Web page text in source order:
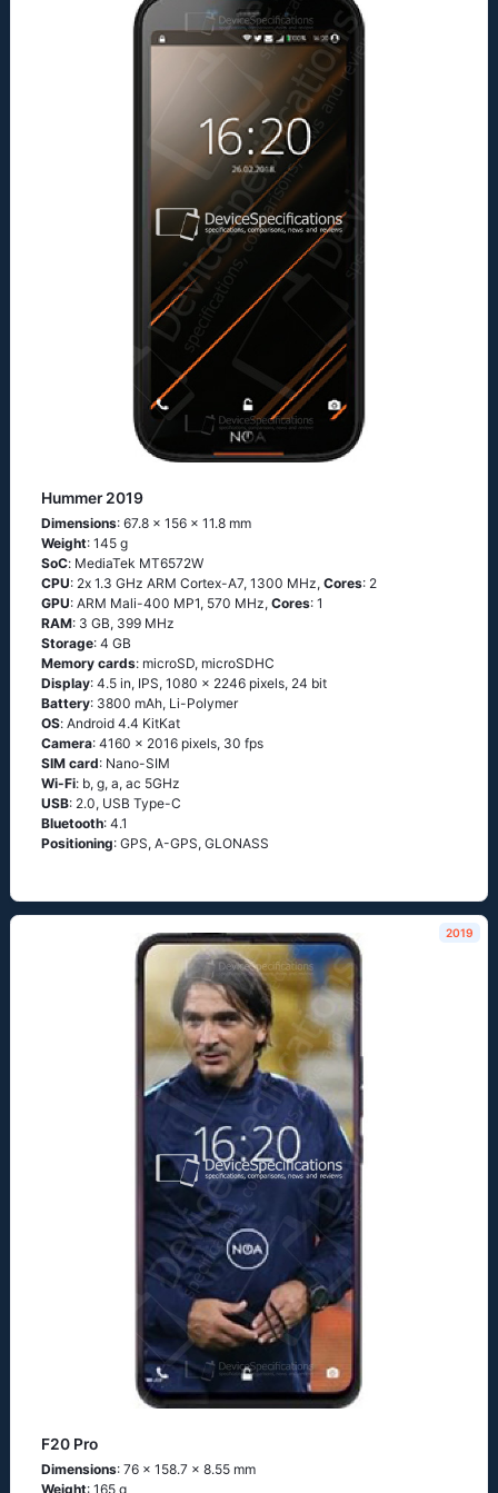
Hummer 2019
Dimensions: 67.8 x 156 x 11.8 mm
Weight: 145 g
SoC: МеdiаТеk МТ6572W
CPU: 2х 1.3 GНz АRМ Соrtех-А7, 1300 MHz, Cores: 2
GPU: ARM Mali-400 MP1, 570 MHz, Cores: 1
RAM: 3 GB, 399 MHz
Storage: 4 GB
Memory cards: microSD, microSDHC
Display: 4.5 in, IPS, 1080 x 2246 pixels, 24 bit
Battery: 3800 mAh, Li-Polymer
OS: Аndrоid 4.4 ΚitΚаt
Camera: 4160 x 2016 pixels, 30 fps
SIM card: Nano-SIM
Wi-Fi: b, g, а, ас 5GНz
USB: 2.0, USB Type-C
Bluetooth: 4.1
Positioning: GРS, А-GРS, GLОΝАSS
2019
F20 Pro
Dimensions: 76 x 158.7 x 8.55 mm
Weight: 165 g